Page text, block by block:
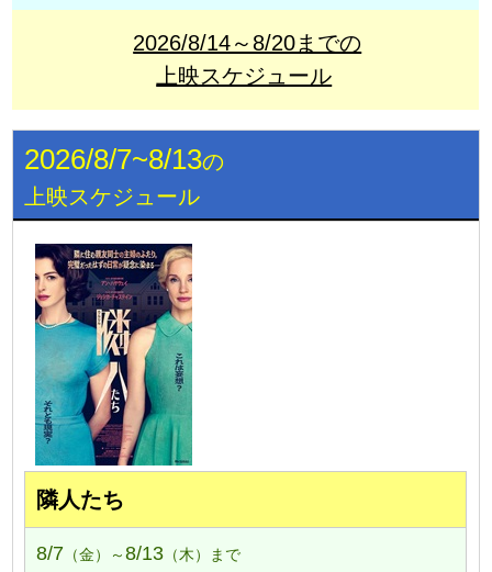
2026/8/14～8/20までの
上映スケジュール
2026/8/7~8/13の
上映スケジュール
隣人たち
8/7 （金）～8/13 （木）まで